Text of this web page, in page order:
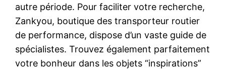
autre période. Pour faciliter votre recherche,
Zankyou, boutique des transporteur routier
de performance, dispose d’un vaste guide de
spécialistes. Trouvez également parfaitement
votre bonheur dans les objets “inspirations”